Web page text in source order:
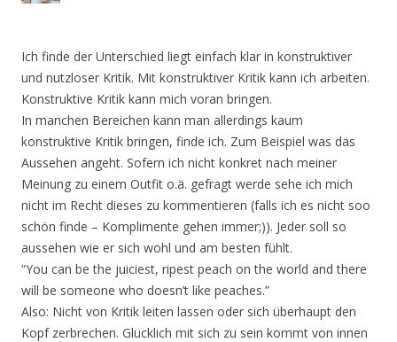
Ich finde der Unterschied liegt einfach klar in konstruktiver
und nutzloser Kritik. Mit konstruktiver Kritik kann ich arbeiten.
Konstruktive Kritik kann mich voran bringen.
In manchen Bereichen kann man allerdings kaum
konstruktive Kritik bringen, finde ich. Zum Beispiel was das
Aussehen angeht. Sofern ich nicht konkret nach meiner
Meinung zu einem Outfit o.ä. gefragt werde sehe ich mich
nicht im Recht dieses zu kommentieren (falls ich es nicht soo
schön finde – Komplimente gehen immer;)). Jeder soll so
aussehen wie er sich wohl und am besten fühlt.
“You can be the juiciest, ripest peach on the world and there
will be someone who doesn’t like peaches.”
Also: Nicht von Kritik leiten lassen oder sich überhaupt den
Kopf zerbrechen. Glücklich mit sich zu sein kommt von innen